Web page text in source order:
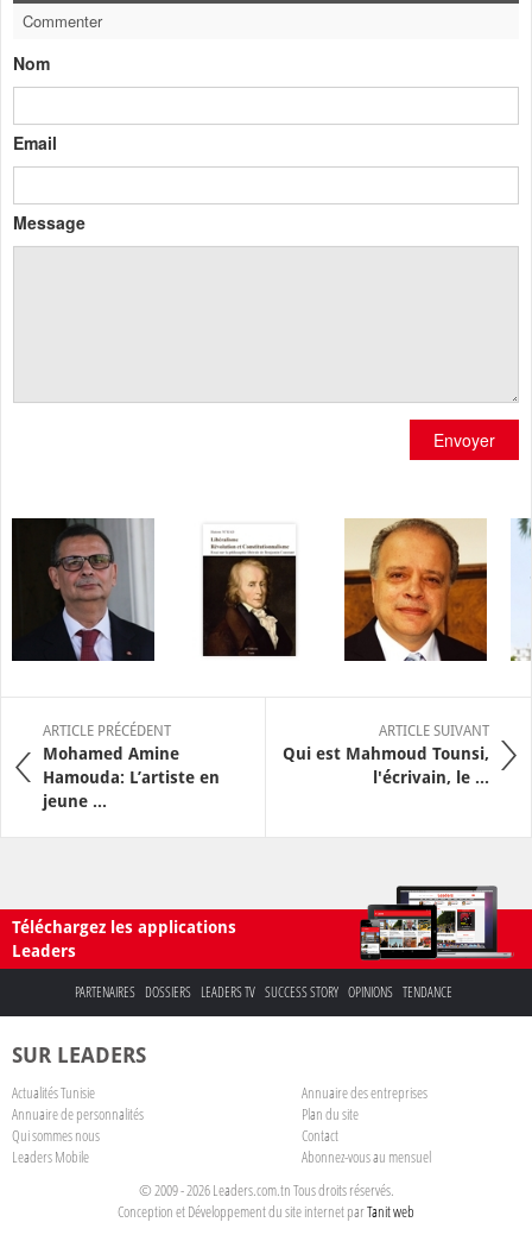
Commenter
Nom
Email
Message
Envoyer
ARTICLE PRÉCÉDENT
Mohamed Amine
Hamouda: L’artiste en
jeune ...
ARTICLE SUIVANT
Qui est Mahmoud Tounsi,
l'écrivain, le ...
Téléchargez les applications
Leaders
PARTENAIRES DOSSIERS LEADERS TV SUCCESS STORY OPINIONS TENDANCE
SUR LEADERS
Actualités Tunisie
Annuaire des entreprises
Annuaire de personnalités
Plan du site
Qui sommes nous
Contact
Leaders Mobile
Abonnez-vous au mensuel
© 2009 - 2026 Leaders.com.tn Tous droits réservés.
Conception et Développement du site internet parTanit web